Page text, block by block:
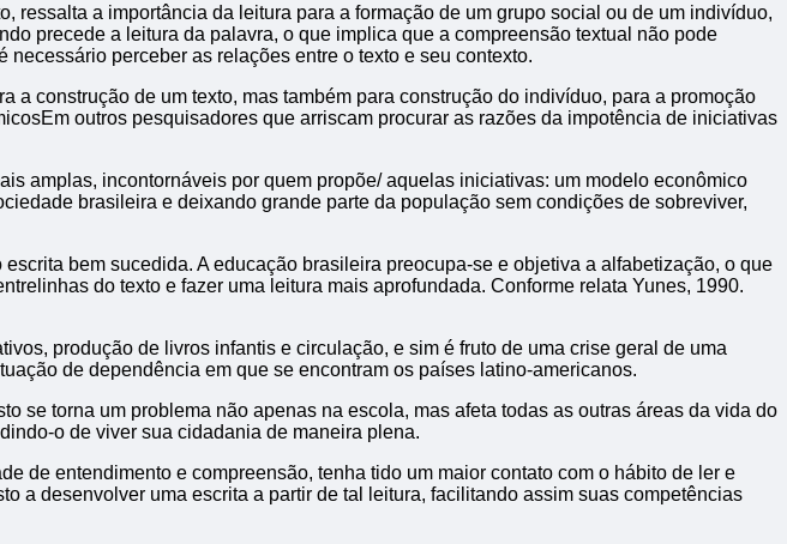
a importância da leitura para a formação de um grupo social ou de um indivíduo,
precede a leitura da palavra, o que implica que a compreensão textual não pode
perceber as relações entre o texto e seu contexto.
construção de um texto, mas também para construção do indivíduo, para a promoção
outros pesquisadores que arriscam procurar as razões da impotência de iniciativas
amplas, incontornáveis por quem propõe/ aquelas iniciativas: um modelo econômico
brasileira e deixando grande parte da população sem condições de sobreviver,
bem sucedida. A educação brasileira preocupa-se e objetiva a alfabetização, o que
do texto e fazer uma leitura mais aprofundada. Conforme relata Yunes, 1990.
produção de livros infantis e circulação, e sim é fruto de uma crise geral de uma
de dependência em que se encontram os países latino-americanos.
se torna um problema não apenas na escola, mas afeta todas as outras áreas da vida do
o de viver sua cidadania de maneira plena.
de entendimento e compreensão, tenha tido um maior contato com o hábito de ler e
a desenvolver uma escrita a partir de tal leitura, facilitando assim suas competências